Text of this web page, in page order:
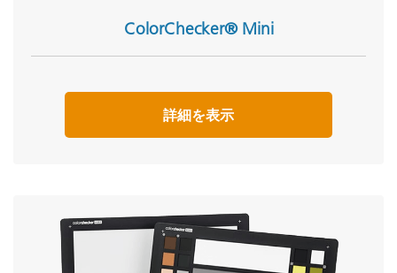
ColorChecker® Mini
詳細を表示